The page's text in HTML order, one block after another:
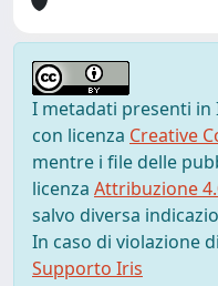
I metadati presenti in
con licenza Creative
mentre i file delle
licenza Attribuzione
salvo diversa
In caso di violazione
Supporto Iris